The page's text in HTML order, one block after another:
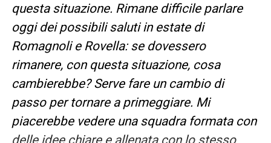
questa situazione. Rimane difficile parlare
oggi dei possibili saluti in estate di
Romagnoli e Rovella: se dovessero
rimanere, con questa situazione, cosa
cambierebbe? Serve fare un cambio di
passo per tornare a primeggiare. Mi
piacerebbe vedere una squadra formata con
delle idee chiare e allenata con lo stesso